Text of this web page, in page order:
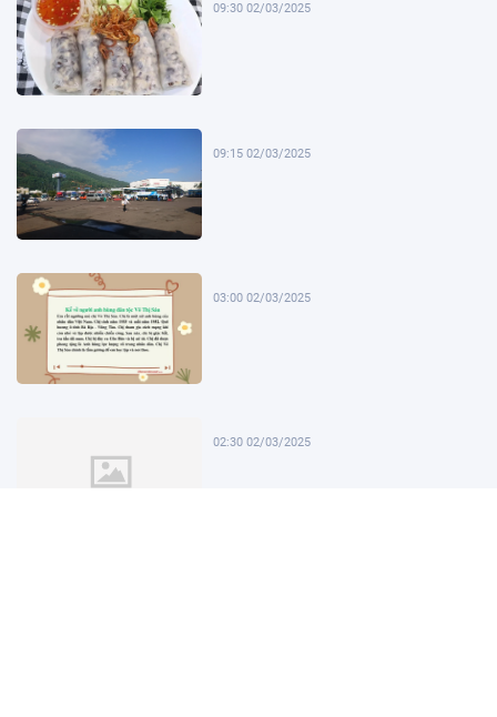
09:30 02/03/2025
09:15 02/03/2025
03:00 02/03/2025
02:30 02/03/2025